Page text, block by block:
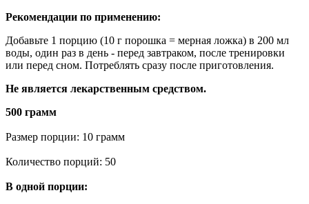
Рекомендации по применению:
Добавьте 1 порцию (10 г порошка = мерная ложка) в 200 мл
воды, один раз в день - перед завтраком, после тренировки
или перед сном. Потреблять сразу после приготовления.
Не является лекарственным средством.
500 грамм
Размер порции: 10 грамм
Количество порций: 50
В одной порции: